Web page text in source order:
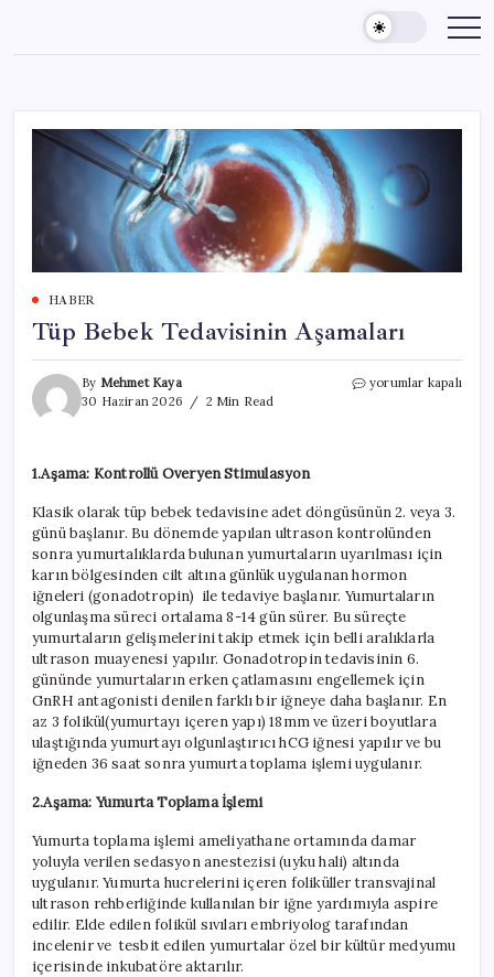
content
HABER
Tüp Bebek Tedavisinin Aşamaları
By Mehmet Kaya
30 Haziran 2026
2 Min Read
Tüp
yorumlar kapalı
1.Aşama: Kontrollü Overyen Stimulasyon
Klasik olarak tüp bebek tedavisine adet döngüsünün 2. veya 3.
günü başlanır. Bu dönemde yapılan ultrason kontrolünden
sonra yumurtalıklarda bulunan yumurtaların uyarılması için
karın bölgesinden cilt altına günlük uygulanan hormon
iğneleri (gonadotropin) ile tedaviye başlanır. Yumurtaların
olgunlaşma süreci ortalama 8-14 gün sürer. Bu süreçte
yumurtaların gelişmelerini takip etmek için belli aralıklarla
ultrason muayenesi yapılır. Gonadotropin tedavisinin 6.
gününde yumurtaların erken çatlamasını engellemek için
GnRH antagonisti denilen farklı bir iğneye daha başlanır. En
az 3 folikül(yumurtayı içeren yapı) 18mm ve üzeri boyutlara
ulaştığında yumurtayı olgunlaştırıcı hCG iğnesi yapılır ve bu
iğneden 36 saat sonra yumurta toplama işlemi uygulanır.
2.Aşama: Yumurta Toplama İşlemi
Yumurta toplama işlemi ameliyathane ortamında damar
yoluyla verilen sedasyon anestezisi (uyku hali) altında
uygulanır. Yumurta hucrelerini içeren foliküller transvajinal
ultrason rehberliğinde kullanılan bir iğne yardımıyla aspire
edilir. Elde edilen folikül sıvıları embriyolog tarafından
incelenir ve tesbit edilen yumurtalar özel bir kültür medyumu
içerisinde inkubatöre aktarılır.